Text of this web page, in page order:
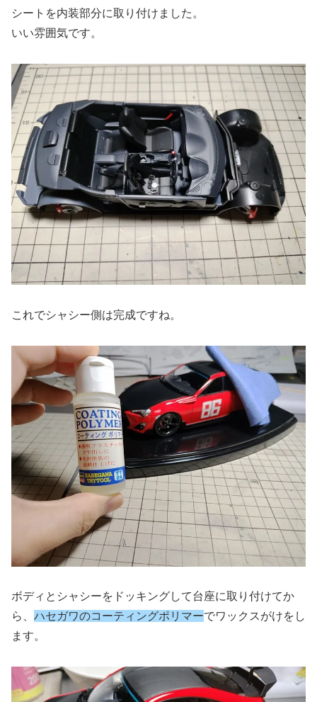
シートを内装部分に取り付けました。
いい雰囲気です。
これでシャシー側は完成ですね。
ボディとシャシーをドッキングして台座に取り付けてか
ら、 ハセガワのコーティングポリマーでワックスがけをし
ます。